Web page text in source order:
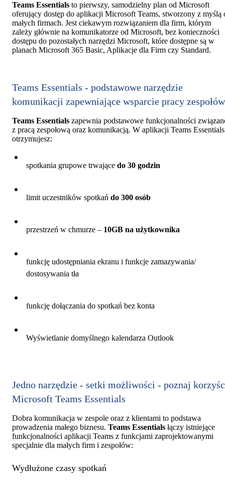
Teams Essentials to pierwszy, samodzielny plan od Microsoft
oferujący dostęp do aplikacji Microsoft Teams, stworzony z myślą
małych firmach. Jest ciekawym rozwiązaniem dla firm, którym
zależy głównie na komunikatorze od Microsoft, bez konieczności
dostępu do pozostałych narzędzi Microsoft, które dostępne są w
planach Microsoft 365 Basic, Aplikacje dla Firm czy Standard.
Teams Essentials - podstawowe narzędzie
komunikacji zapewniające wsparcie pracy zespołów
Teams Essentials zapewnia podstawowe funkcjonalności
z pracą zespołową oraz komunikacją. W aplikacji Teams Essentials
otrzymujesz:
spotkania grupowe trwające do 30 godzin
limit uczestników spotkań do 300 osób
przestrzeń w chmurze – 10GB na użytkownika
funkcję udostępniania ekranu i funkcje zamazywania/
dostosywania tła
funkcję dołączania do spotkań bez konta
Wyświetlanie domyślnego kalendarza Outlook
Jedno narzędzie - setki możliwości - poznaj
Microsoft Teams Essentials
Dobra komunikacja w zespole oraz z klientami to podstawa
prowadzenia małego biznesu. Teams Essentials łączy istniejące
funkcjonalności aplikacji Teams z funkcjami zaprojektowanymi
specjalnie dla małych firm i zespołów:
Wydłużone czasy spotkań